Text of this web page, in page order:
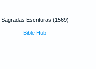
Sagradas Escrituras (1569)
Bible Hub